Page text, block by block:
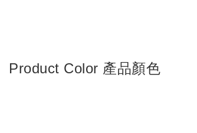
Product Color 產品顏色